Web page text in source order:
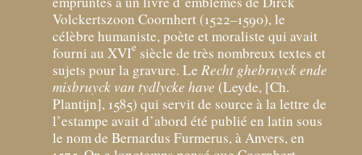
Volckertszoon Coornhert (1522–1590), le
célèbre humaniste, poète et moraliste qui avait
fourni au XVIe siècle de très nombreux textes et
sujets pour la gravure. Le Recht ghebruyck ende
misbruyck van tydlycke have (Leyde, [Ch.
Plantijn], 1585) qui servit de source à la lettre de
l’estampe avait d’abord été publié en latin sous
le nom de Bernardus Furmerus, à Anvers, en